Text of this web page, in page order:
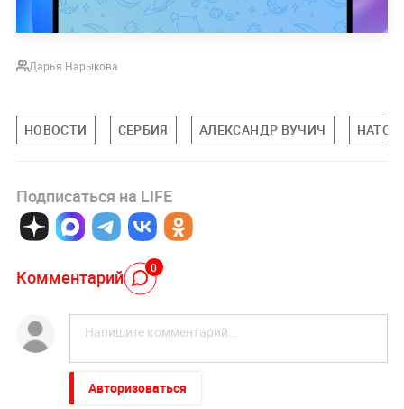
Дарья Нарыкова
НОВОСТИ СЕРБИЯ АЛЕКСАНДР ВУЧИЧ НАТО
Подписаться на LIFE
Комментарий 0
Авторизоваться